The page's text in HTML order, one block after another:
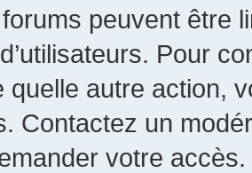
peuvent être
Pour
quelle autre action,
Contactez un
votre accès.